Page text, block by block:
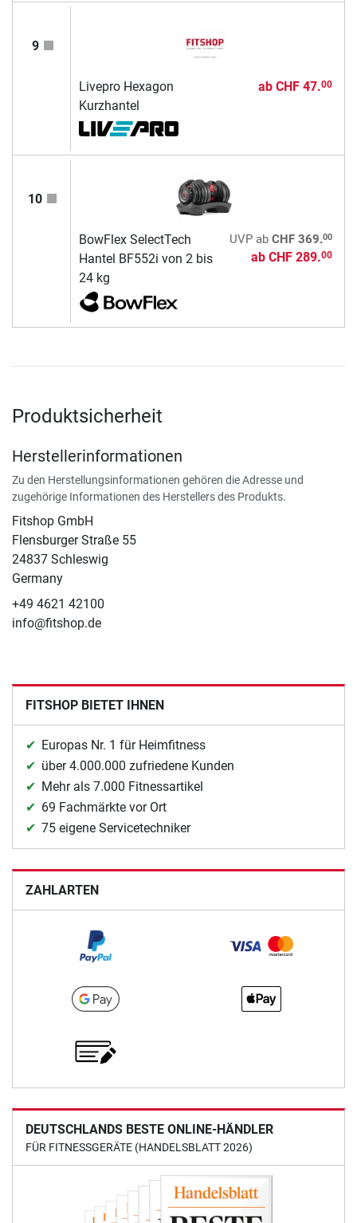
9
Livepro Hexagon
Kurzhantel
ab CHF 47.00
10
BowFlex SelectTech
Hantel BF552i von 2 bis
24 kg
UVPab CHF 369.00
ab CHF 289.00
Produktsicherheit
Herstellerinformationen
Zu den Herstellungsinformationen gehören die Adresse und
zugehörige Informationen des Herstellers des Produkts.
Fitshop GmbH
Flensburger Straße 55
24837 Schleswig
Germany
+49 4621 42100
info@fitshop.de
FITSHOP BIETET IHNEN
Europas Nr. 1 für Heimfitness
über 4.000.000 zufriedene Kunden
Mehr als 7.000 Fitnessartikel
69 Fachmärkte vor Ort
75 eigene Servicetechniker
ZAHLARTEN
DEUTSCHLANDS BESTE ONLINE-HÄNDLER
FÜR FITNESSGERÄTE (HANDELSBLATT 2026)